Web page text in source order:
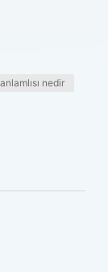
nedir